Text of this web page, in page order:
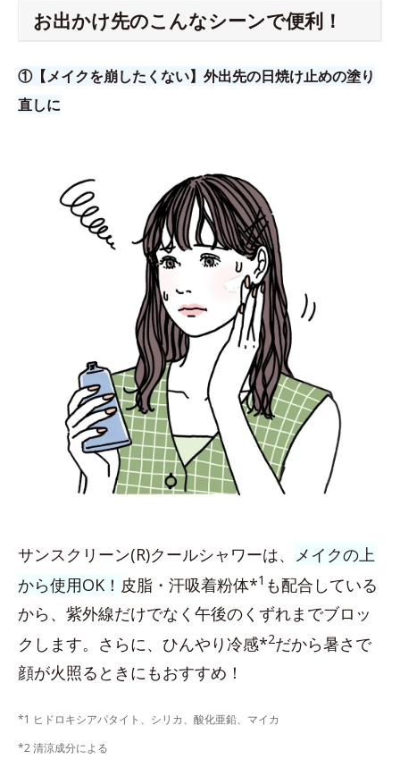
お出かけ先のこんなシーンで便利！
①【メイクを崩したくない】外出先の日焼け止めの塗り
直しに
サンスクリーン(R)クールシャワーは、 メイクの上
から使用OK！ 皮脂・汗吸着粉体*1 も配合している
から、紫外線だけでなく午後のくずれまでブロッ
クします。さらに、ひんやり冷感*2だから暑さで
顔が火照るときにもおすすめ！
*1 ヒドロキシアパタイト、シリカ、酸化亜鉛、マイカ
*2 清涼成分による